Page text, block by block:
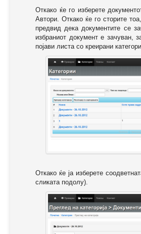
Откако ќе го изберете
Автори. Откако ќе го сторите
предвид дека документите се
избраниот документ е зачуван,
појави листа со креирани
Откако ќе ја изберете
сликата подолу).